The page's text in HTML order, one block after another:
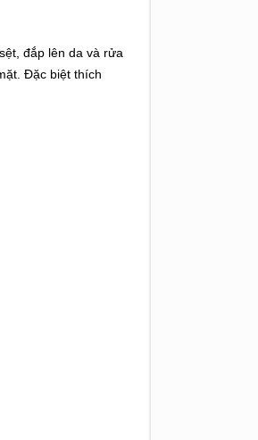
đắp lên da và rửa
Đặc biệt thích